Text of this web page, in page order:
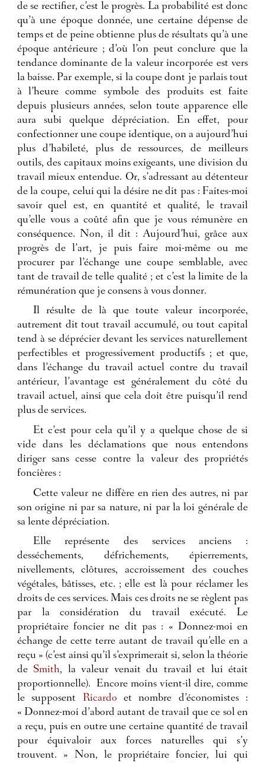
de se rectifier, c’est le progrès. La probabilité est donc
qu’à une époque donnée, une certaine dépense de
temps et de peine obtienne plus de résultats qu’à une
époque antérieure ; d’où l’on peut conclure que la
tendance dominante de la valeur incorporée est vers
la baisse. Par exemple, si la coupe dont je parlais tout
à l’heure comme symbole des produits est faite
depuis plusieurs années, selon toute apparence elle
aura subi quelque dépréciation. En effet, pour
confectionner une coupe identique, on a aujourd’hui
plus d’habileté, plus de ressources, de meilleurs
outils, des capitaux moins exigeants, une division du
travail mieux entendue. Or, s’adressant au détenteur
de la coupe, celui qui la désire ne dit pas : Faites-moi
savoir quel est, en quantité et qualité, le travail
qu’elle vous a coûté afin que je vous rémunère en
conséquence. Non, il dit : Aujourd’hui, grâce aux
progrès de l’art, je puis faire moi-même ou me
procurer par l’échange une coupe semblable, avec
tant de travail de telle qualité ; et c’est la limite de la
rémunération que je consens à vous donner.
Il résulte de là que toute valeur incorporée,
autrement dit tout travail accumulé, ou tout capital
tend à se déprécier devant les services naturellement
perfectibles et progressivement productifs ; et que,
dans l’échange du travail actuel contre du travail
antérieur, l’avantage est généralement du côté du
travail actuel, ainsi que cela doit être puisqu’il rend
plus de services.
Et c’est pour cela qu’il y a quelque chose de si
vide dans les déclamations que nous entendons
diriger sans cesse contre la valeur des propriétés
foncières :
Cette valeur ne diffère en rien des autres, ni par
son origine ni par sa nature, ni par la loi générale de
sa lente dépréciation.
Elle représente des services anciens :
desséchements, défrichements, épierrements,
nivellements, clôtures, accroissement des couches
végétales, bâtisses, etc. ; elle est là pour réclamer les
droits de ces services. Mais ces droits ne se règlent pas
par la considération du travail exécuté. Le
propriétaire foncier ne dit pas : « Donnez-moi en
échange de cette terre autant de travail qu’elle en a
reçu » (c’est ainsi qu’il s’exprimerait si, selon la théorie
de Smith, la valeur venait du travail et lui était
proportionnelle). Encore moins vient-il dire, comme
le supposent Ricardo et nombre d’économistes :
« Donnez-moi d’abord autant de travail que ce sol en
a reçu, puis en outre une certaine quantité de travail
pour équivaloir aux forces naturelles qui s’y
trouvent. » Non, le propriétaire foncier, lui qui